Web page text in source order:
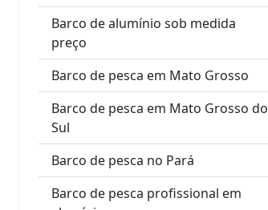
Barco de alumínio sob medida
preço
Barco de pesca em Mato Grosso
Barco de pesca em Mato Grosso do
Sul
Barco de pesca no Pará
Barco de pesca profissional em